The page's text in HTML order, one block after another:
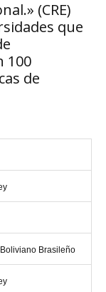
(CRE)
que
100
de
Brasileño